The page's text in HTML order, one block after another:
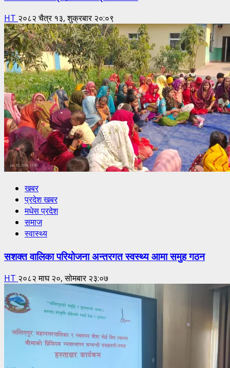
HT २०८२ चैत्र १३, शुक्रबार २०:०९
खबर
प्रदेश खबर
मधेस प्रदेश
समाज
स्वास्थ्य
सशक्त वालिका परियोजना अन्तरगत स्वस्थ्य आमा समुह गठन
HT २०८२ माघ २०, सोमबार २३:०७